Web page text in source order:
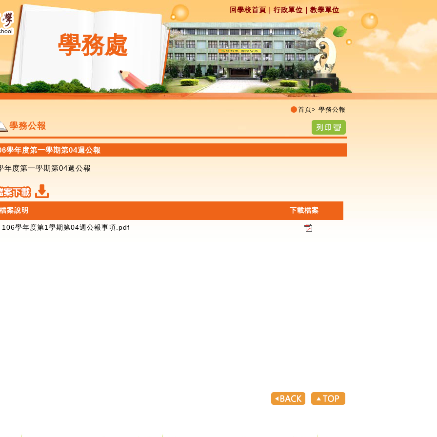
學務處
回學校首頁 ｜行政單位 教學單位
首頁> 學務公報
學務公報
學年度第一學期第04週公報
年度第一學期第04週公報
檔案說明 下載檔案
106學年度第1學期第04週公報事項.pdf